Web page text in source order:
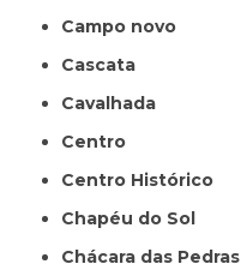
Campo novo
Cascata
Cavalhada
Centro
Centro Histórico
Chapéu do Sol
Chácara das Pedras